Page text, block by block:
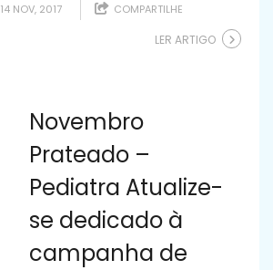
14 NOV, 2017 COMPARTILHE
LER ARTIGO
Novembro
Prateado –
Pediatra Atualize-
se dedicado à
campanha de